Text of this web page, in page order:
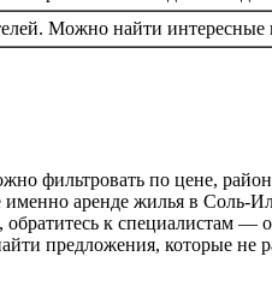
Можно найти интересные
фильтровать по цене,
аренде жилья в Соль-
обратитесь к специалистам
предложения, которые